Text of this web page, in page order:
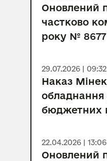
Оновлений
частково
року № 8677
29.07.2026 |
Наказ
обладнання
бюджетних
22.04.2026 |
Оновлений